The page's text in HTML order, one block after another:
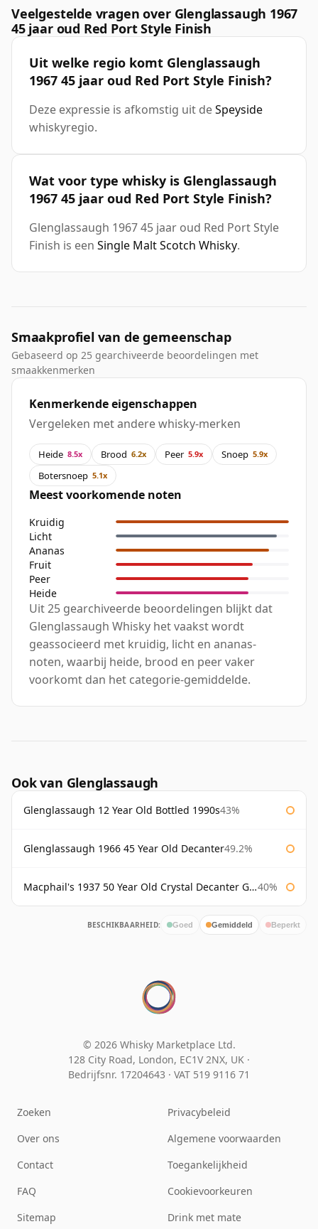
Veelgestelde vragen over Glenglassaugh 1967
45 jaar oud Red Port Style Finish
Uit welke regio komt Glenglassaugh
1967 45 jaar oud Red Port Style Finish?
Deze expressie is afkomstig uit deSpeyside
whiskyregio.
Wat voor type whisky is Glenglassaugh
1967 45 jaar oud Red Port Style Finish?
Glenglassaugh 1967 45 jaar oud Red Port Style
Finish is een Single Malt Scotch Whisky.
Smaakprofiel van de gemeenschap
Gebaseerd op 25 gearchiveerde beoordelingen met
smaakkenmerken
Kenmerkende eigenschappen
Vergeleken met andere whisky-merken
Heide 8.5x Brood 6.2x Peer 5.9x Snoep 5.9x
Botersnoep 5.1x
Meest voorkomende noten
Kruidig
Licht
Ananas
Fruit
Peer
Heide
Uit 25 gearchiveerde beoordelingen blijkt dat
Glenglassaugh Whisky het vaakst wordt
geassocieerd met kruidig, licht en ananas-
noten, waarbij heide, brood en peer vaker
voorkomt dan het categorie-gemiddelde.
Ook van Glenglassaugh
Glenglassaugh 12 Year Old Bottled 1990s43%
Glenglassaugh 1966 45 Year Old Decanter49.2%
Macphail's 1937 50 Year Old Crystal Decanter Gordon & Macphail 40%
BESCHIKBAARHEID: Goed Gemiddeld Beperkt
© 2026 Whisky Marketplace Ltd.
128 City Road, London, EC1V 2NX, UK ·
Bedrijfsnr. 17204643 · VAT 519 9116 71
Zoeken
Over ons
Contact
FAQ
Sitemap
Privacybeleid
Algemene voorwaarden
Toegankelijkheid
Cookievoorkeuren
Drink met mate